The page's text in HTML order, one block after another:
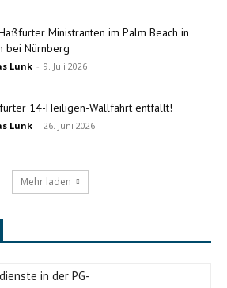
Ministranten im Palm Beach in
bei Nürnberg
Lunk - 9. Juli 2026
14-Heiligen-Wallfahrt entfällt!
Lunk - 26. Juni 2026
Mehr laden
in der PG-